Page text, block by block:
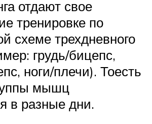
отдают свое
тренировке по
схеме трехдневного
грудь/бицепс,
ноги/плечи). Тоесть
мышц
в разные дни.